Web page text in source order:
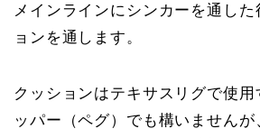
メインラインにシンカーを通し
ョンを通します。
クッションはテキサスリグで使用
ッパー（ペグ）でも構いません